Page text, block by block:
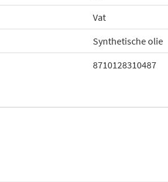
Vat
Synthetische olie
8710128310487